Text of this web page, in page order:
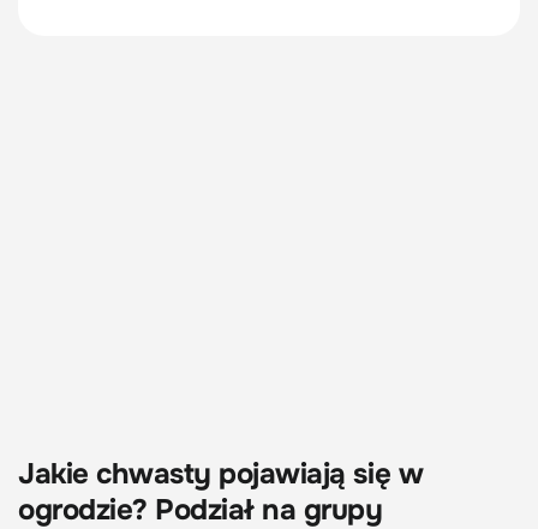
Jakie chwasty pojawiają się w
ogrodzie? Podział na grupy